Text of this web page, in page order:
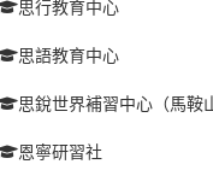
思行教育中心
思語教育中心
思銳世界補習中心（馬鞍
恩寧研習社